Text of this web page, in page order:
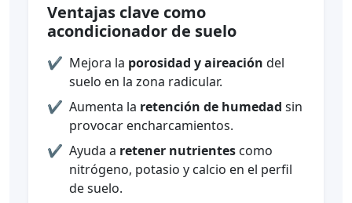
Ventajas clave como
acondicionador de suelo
✔️ Mejora la porosidad y aireación del
suelo en la zona radicular.
✔️ Aumenta la retención de humedad sin
provocar encharcamientos.
✔️ Ayuda a retener nutrientes como
nitrógeno, potasio y calcio en el perfil
de suelo.